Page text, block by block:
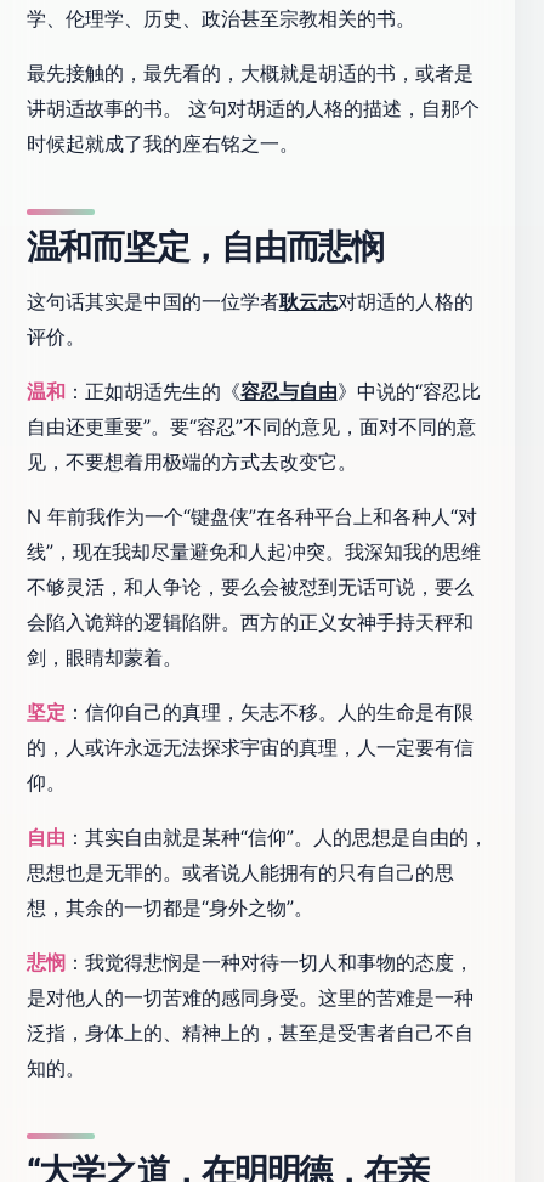
学、伦理学、历史、政治甚至宗教相关的书。
最先接触的，最先看的，大概就是胡适的书，或者是
讲胡适故事的书。 这句对胡适的人格的描述，自那个
时候起就成了我的座右铭之一。
温和而坚定，自由而悲悯
这句话其实是中国的一位学者耿云志对胡适的人格的
评价。
温和：正如胡适先生的《容忍与自由》中说的“容忍比
自由还更重要”。要“容忍”不同的意见，面对不同的意
见，不要想着用极端的方式去改变它。
N 年前我作为一个“键盘侠”在各种平台上和各种人“对
线”，现在我却尽量避免和人起冲突。我深知我的思维
不够灵活，和人争论，要么会被怼到无话可说，要么
会陷入诡辩的逻辑陷阱。西方的正义女神手持天秤和
剑，眼睛却蒙着。
坚定 ：信仰自己的真理，矢志不移。人的生命是有限
的，人或许永远无法探求宇宙的真理，人一定要有信
仰。
自由 ：其实自由就是某种“信仰”。人的思想是自由的，
思想也是无罪的。或者说人能拥有的只有自己的思
想，其余的一切都是“身外之物”。
悲悯 ：我觉得悲悯是一种对待一切人和事物的态度，
是对他人的一切苦难的感同身受。这里的苦难是一种
泛指，身体上的、精神上的，甚至是受害者自己不自
知的。
“大学之道，在明明德，在亲